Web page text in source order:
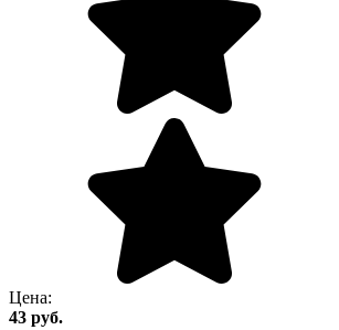
Цена:
43 руб.